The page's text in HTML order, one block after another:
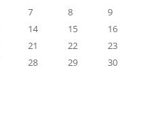
7 8
9
14 15
16
21 22
23
28 29
30